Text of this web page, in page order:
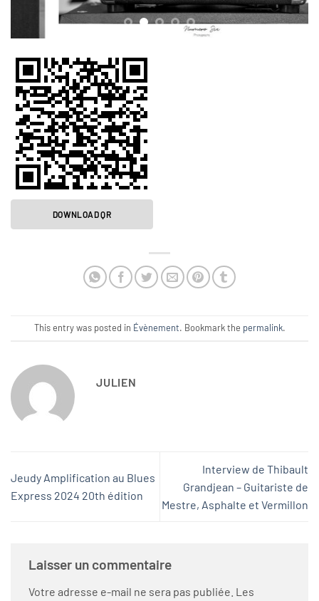
DOWNLOAD QR
This entry was posted in Évènement. Bookmark the permalink.
JULIEN
Jeudy Amplification au Blues
Express 2024 20th édition
Interview de Thibault
Grandjean – Guitariste de
Mestre, Asphalte et Vermillon
Laisser un commentaire
Votre adresse e-mail ne sera pas publiée. Les